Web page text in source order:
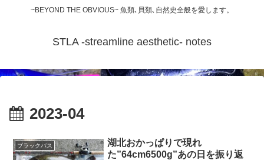
~BEYOND THE OBVIOUS~ 魚類､貝類､自然史全般を愛します。
STLA -streamline aesthetic- notes
2023-04
ブラックバス
湖北おかっぱりで現れ
た”64cm6500g”あの日を振り返